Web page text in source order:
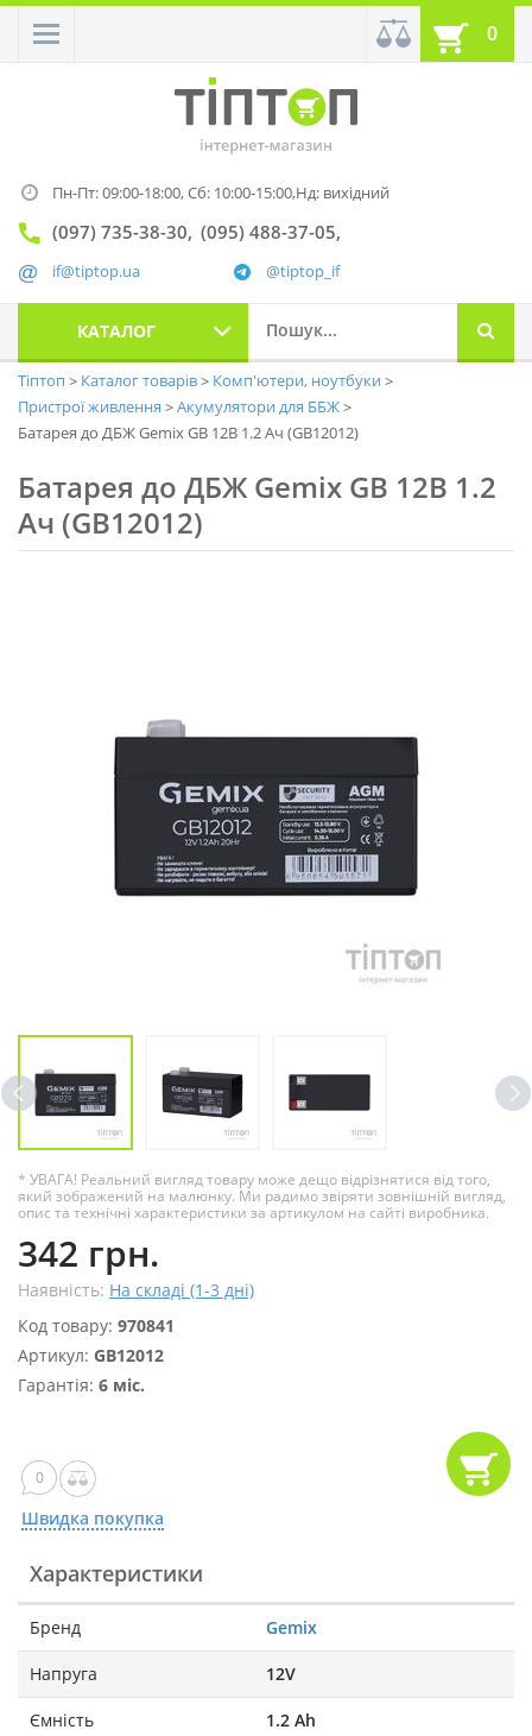
0
Пн-Пт: 09:00-18:00,Сб: 10:00-15:00,Нд: вихідний
(097) 735-38-30 (095) 488-37-05
@tiptop_if
if@tiptop.ua
КАТАЛОГ
Тіптоп Каталог товарів
Комп'ютери, ноутбуки
Пристрої живлення
Акумулятори для ББЖ
Батарея до ДБЖ Gemix GB 12В 1.2 Ач (GB12012)
Батарея до ДБЖ Gemix GB 12В 1.2
Ач (GB12012)
* УВАГА! Реальний вигляд товару може дещо відрізнятися від того,
який зображений на малюнку. Ми радимо звіряти зовнішній вигляд,
опис та технічні характеристики за артикулом на сайті виробника.
342 грн.
Наявність: На складі (1-3 дні)
Код товару: 970841
Артикул: GB12012
Гарантія: 6 міс.
0
Швидка покупка
Характеристики
Бренд Gemix
Напруга 12V
Ємність 1.2 Ah